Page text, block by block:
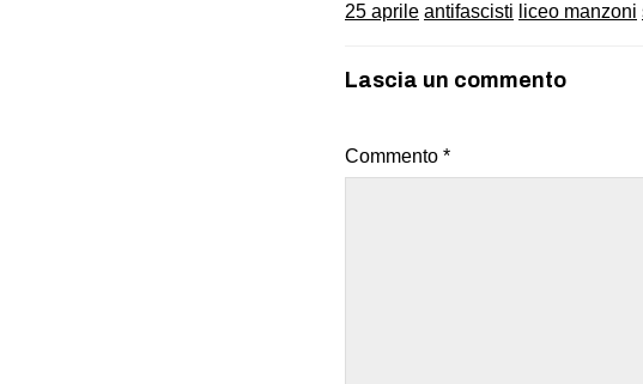
25 aprile antifascisti liceo manzoni
Lascia un commento
Commento *